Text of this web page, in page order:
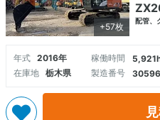
+57枚
配管、
年式 2016年 稼働時間
在庫地
栃木県 製造番号